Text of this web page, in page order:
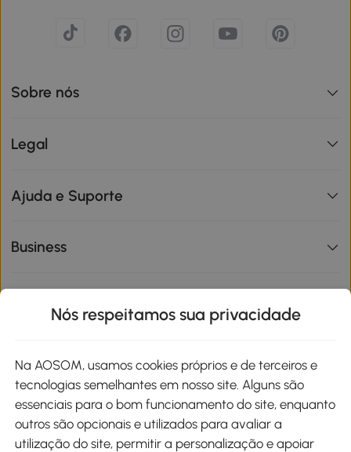
Sobre nós
Legal
Ajuda e Suporte
Business
Métodos de pagamento
Nós respeitamos sua privacidade
Na AOSOM, usamos cookies próprios e de terceiros e
tecnologias semelhantes em nosso site. Alguns são
essenciais para o bom funcionamento do site, enquanto
outros são opcionais e utilizados para avaliar a
utilização do site, permitir a personalização e apoiar